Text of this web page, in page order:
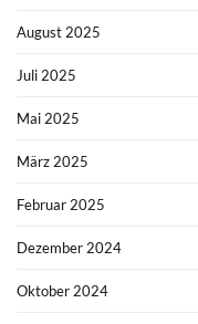
August 2025
Juli 2025
Mai 2025
März 2025
Februar 2025
Dezember 2024
Oktober 2024